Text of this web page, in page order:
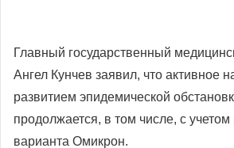
Главный государственный
Ангел Кунчев заявил, что активное
развитием эпидемической
продолжается, в том числе, с
варианта Омикрон.